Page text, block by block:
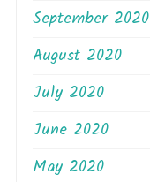
September 2020
August 2020
July 2020
June 2020
May 2020